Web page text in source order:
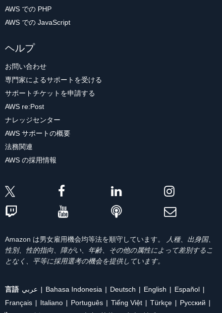
AWS での PHP
AWS での JavaScript
ヘルプ
お問い合わせ
専門家によるサポートを受ける
サポートチケットを申請する
AWS re:Post
ナレッジセンター
AWS サポートの概要
法務関連
AWS の採用情報
Amazon は男女雇用機会均等法を順守しています。
人種、出身国、
性別、性的指向、障がい、年齢、その他の属性によって差別するこ
となく、平等に採用選考の機会を提供しています。
言語 عربي Bahasa Indonesia Deutsch English
Español
Français
Italiano Português Tiếng Việt Türkçe
Ρусский